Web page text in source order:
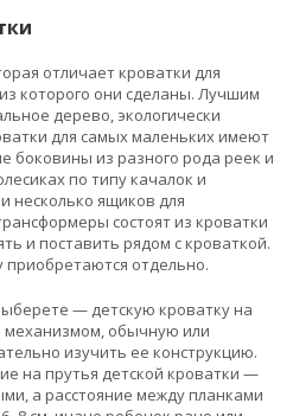
отличает кроватки для
которого они сделаны. Лучшим
дерево, экологически
для самых маленьких имеют
боковины из разного рода реек и
по типу качалок и
несколько ящиков для
состоят из кроватки
и поставить рядом с кроваткой.
отдельно.
— детскую кроватку на
механизмом, обычную или
изучить ее конструкцию.
на прутья детской кроватки —
а расстояние между планками